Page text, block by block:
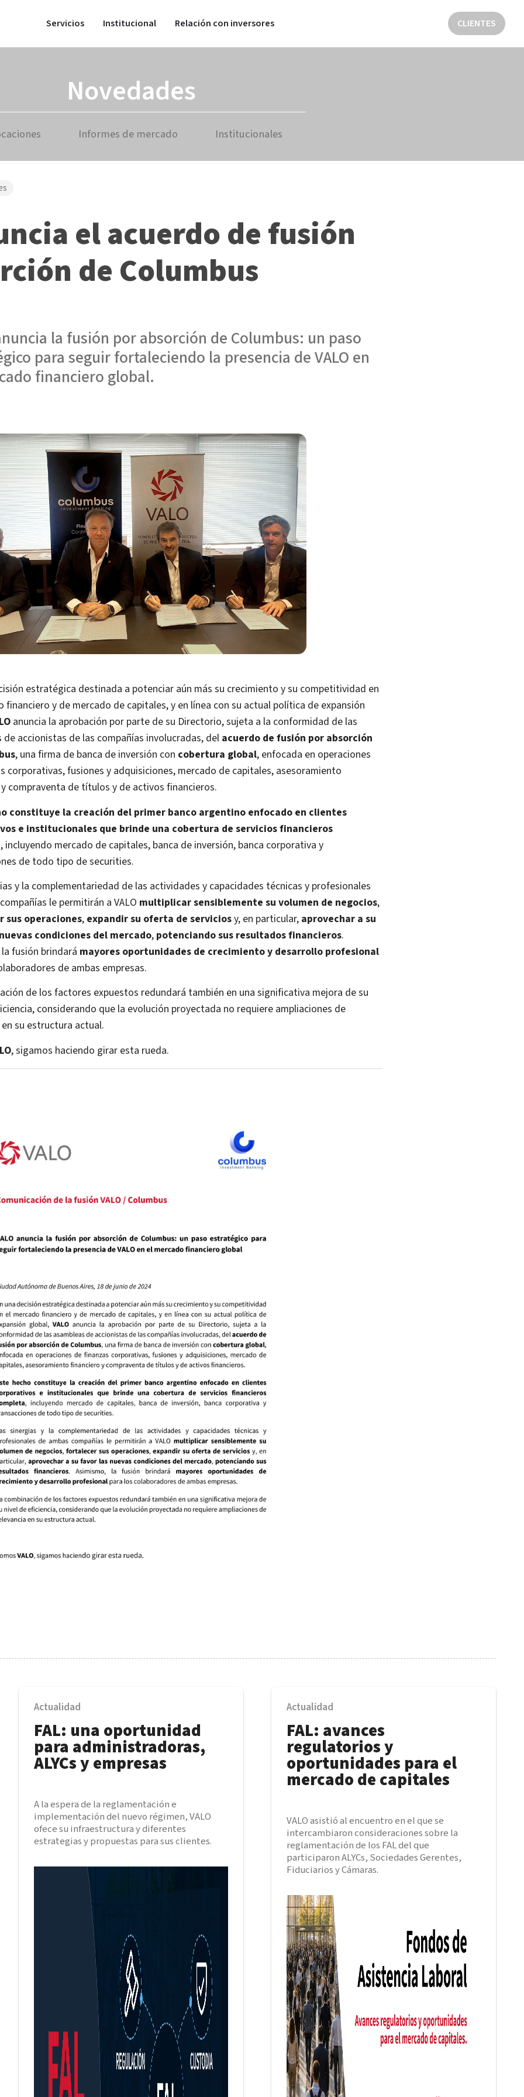
Servicios Institucional Relación con inversores CLIENTES
Novedades
Informes de mercado Institucionales
el acuerdo de fusión
de Columbus
la fusión por absorción de Columbus: un paso
para seguir fortaleciendo la presencia de VALO en
financiero global.
estratégica destinada a potenciar aún más su crecimiento y su competitividad en
financiero y de mercado de capitales, y en línea con su actual política de expansión
anuncia la aprobación por parte de su Directorio, sujeta a la conformidad de las
de accionistas de las compañías involucradas, del acuerdo de fusión por absorción
, una firma de banca de inversión con cobertura global, enfocada en operaciones
corporativas, fusiones y adquisiciones, mercado de capitales, asesoramiento
compraventa de títulos y de activos financieros.
constituye la creación del primer banco argentino enfocado en clientes
e institucionales que brinde una cobertura de servicios financieros
, incluyendo mercado de capitales, banca de inversión, banca corporativa y
de todo tipo de securities.
y la complementariedad de las actividades y capacidades técnicas y profesionales
le permitirán a VALO multiplicar sensiblemente su volumen de negocios,
operaciones, expandir su oferta de serviciosy, en particular, aprovechar a su
condiciones del mercado, potenciando sus resultados financieros.
fusión brindará mayores oportunidades de crecimiento y desarrollo profesional
de ambas empresas.
de los factores expuestos redundará también en una significativa mejora de su
considerando que la evolución proyectada no requiere ampliaciones de
su estructura actual.
, sigamos haciendo girar esta rueda.
Actualidad
FAL: una oportunidad
para administradoras,
ALYCs y empresas
A la espera de la reglamentación e
implementación del nuevo régimen, VALO
ofece su infraestructura y diferentes
estrategias y propuestas para sus clientes.
Actualidad
FAL: avances
regulatorios y
oportunidades para el
mercado de capitales
VALO asistió al encuentro en el que se
intercambiaron consideraciones sobre la
reglamentación de los FAL del que
participaron ALYCs, Sociedades Gerentes,
Fiduciarios y Cámaras.